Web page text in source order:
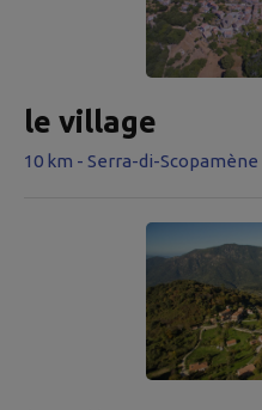
le village
10 km - Serra-di-Scopamène